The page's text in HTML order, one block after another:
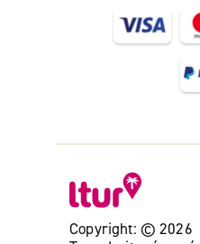
Copyright: © 2026